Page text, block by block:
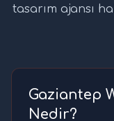
tasarım ajansı
Gaziantep
Nedir?